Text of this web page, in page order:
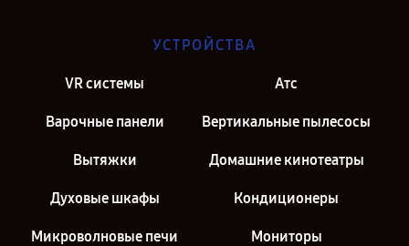
УСТРОЙСТВА
VR системы Атс
Варочные панели Вертикальные пылесосы
Вытяжки Домашние кинотеатры
Духовые шкафы Кондиционеры
Микроволновые печи Мониторы